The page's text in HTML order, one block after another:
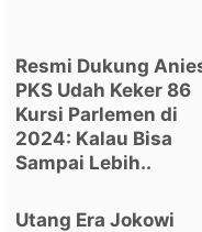
Resmi Dukung
PKS Udah Keker 86
Kursi Parlemen di
2024: Kalau Bisa
Sampai Lebih..
Utang Era Jokowi